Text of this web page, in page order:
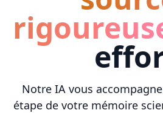
Notre IA vous
étape de votre mémoire